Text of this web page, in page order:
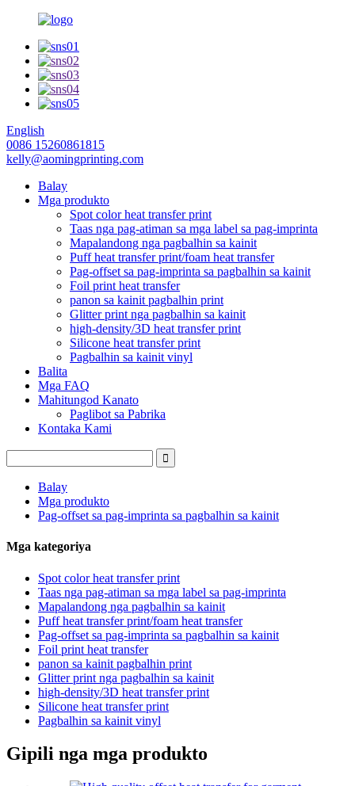
English
0086 15260861815
kelly@aomingprinting.com
Balay
Mga produkto
Spot color heat transfer print
Taas nga pag-atiman sa mga label sa pag-imprinta
Mapalandong nga pagbalhin sa kainit
Puff heat transfer print/foam heat transfer
Pag-offset sa pag-imprinta sa pagbalhin sa kainit
Foil print heat transfer
panon sa kainit pagbalhin print
Glitter print nga pagbalhin sa kainit
high-density/3D heat transfer print
Silicone heat transfer print
Pagbalhin sa kainit vinyl
Balita
Mga FAQ
Mahitungod Kanato
Paglibot sa Pabrika
Kontaka Kami
Balay
Mga produkto
Pag-offset sa pag-imprinta sa pagbalhin sa kainit
Mga kategoriya
Spot color heat transfer print
Taas nga pag-atiman sa mga label sa pag-imprinta
Mapalandong nga pagbalhin sa kainit
Puff heat transfer print/foam heat transfer
Pag-offset sa pag-imprinta sa pagbalhin sa kainit
Foil print heat transfer
panon sa kainit pagbalhin print
Glitter print nga pagbalhin sa kainit
high-density/3D heat transfer print
Silicone heat transfer print
Pagbalhin sa kainit vinyl
Gipili nga mga produkto